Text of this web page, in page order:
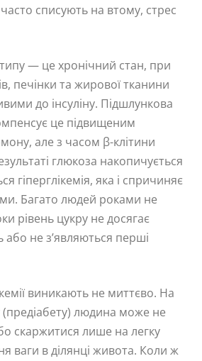
списують на втому, стрес
— це хронічний стан, при
печінки та жирової тканини
до інсуліну. Підшлункова
це підвищеним
але з часом β-клітини
глюкоза накопичується
гіперглікемія, яка і спричиняє
Багато людей роками не
рівень цукру не досягає
не з’являються перші
виникають не миттєво. На
(предіабету) людина може не
скаржитися лише на легку
ваги в ділянці живота. Коли ж